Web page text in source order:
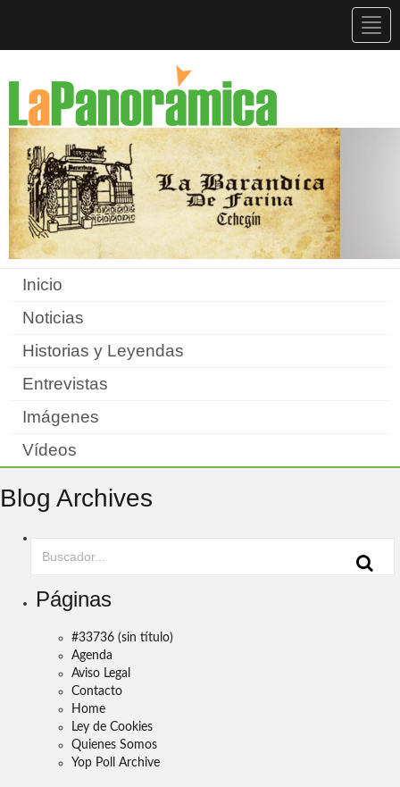
Inicio
Noticias
Historias y Leyendas
Entrevistas
Imágenes
Vídeos
Blog Archives
Páginas
#33736 (sin título)
Agenda
Aviso Legal
Contacto
Home
Ley de Cookies
Quienes Somos
Yop Poll Archive